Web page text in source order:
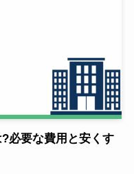
必要な費用と安くす